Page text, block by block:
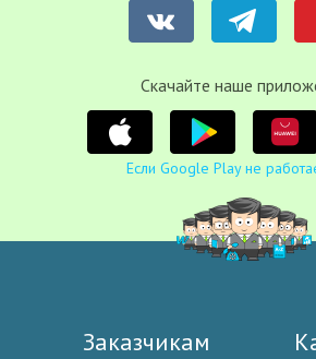
Cкачайте наше
Если Google Play не
Заказчикам